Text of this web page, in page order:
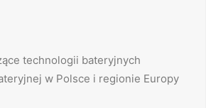
technologii bateryjnych
w Polsce i regionie Europy